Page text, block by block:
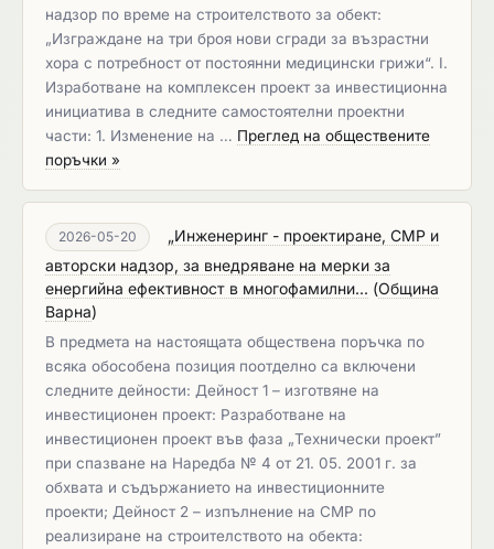
надзор по време на строителството за обект:
„Изграждане на три броя нови сгради за възрастни
хора с потребност от постоянни медицински грижи“. I.
Изработване на комплексен проект за инвестиционна
инициатива в следните самостоятелни проектни
части: 1. Изменение на … Преглед на обществените
поръчки »
2026-05-20
„Инженеринг - проектиране, СМР и
авторски надзор, за внедряване на мерки за
енергийна ефективност в многофамилни... (Община
Варна)
В предмета на настоящата обществена поръчка по
всяка обособена позиция поотделно са включени
следните дейности: Дейност 1 – изготвяне на
инвестиционен проект: Разработване на
инвестиционен проект във фаза „Технически проект”
при спазване на Наредба № 4 от 21. 05. 2001 г. за
обхвата и съдържанието на инвестиционните
проекти; Дейност 2 – изпълнение на СМР по
реализиране на строителството на обекта: